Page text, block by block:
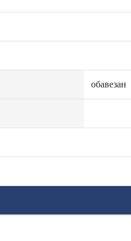
обавезан